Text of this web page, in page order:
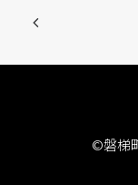
©磐梯